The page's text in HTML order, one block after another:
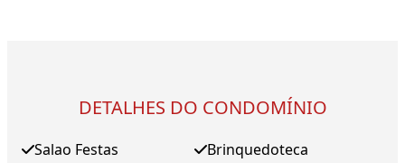
DETALHES DO CONDOMÍNIO
Salao Festas Brinquedoteca